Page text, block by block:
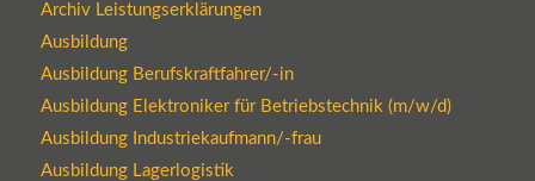
Archiv Leistungserklärungen
Ausbildung
Ausbildung Berufskraftfahrer/-in
Ausbildung Elektroniker für Betriebstechnik (m/w/d)
Ausbildung Industriekaufmann/-frau
Ausbildung Lagerlogistik